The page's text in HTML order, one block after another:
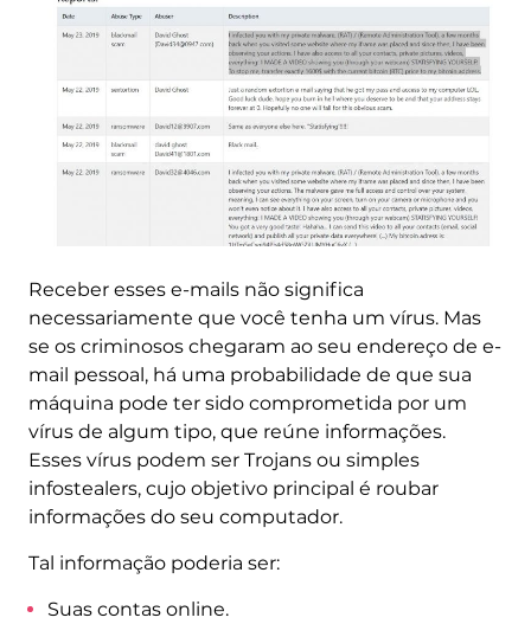
Receber esses e-mails não significa
necessariamente que você tenha um vírus. Mas
se os criminosos chegaram ao seu endereço de e-
mail pessoal, há uma probabilidade de que sua
máquina pode ter sido comprometida por um
vírus de algum tipo, que reúne informações.
Esses vírus podem ser Trojans ou simples
infostealers, cujo objetivo principal é roubar
informações do seu computador.
Tal informação poderia ser:
Suas contas online.